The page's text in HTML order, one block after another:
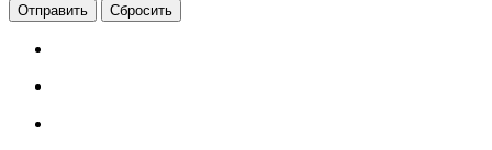
Сбросить